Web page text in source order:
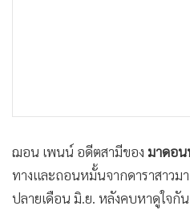
ฌอน เพนน์ อดีตสามีของ มาดอน
ทางและถอนหมั้นจากดาราสาวม
ปลายเดือน มิ.ย. หลังคบหาดูใจกั